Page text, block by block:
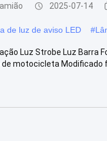
2025-07-14
de luz de aviso LED #
Luz Strobe Luz Barra
motocicleta Modificado